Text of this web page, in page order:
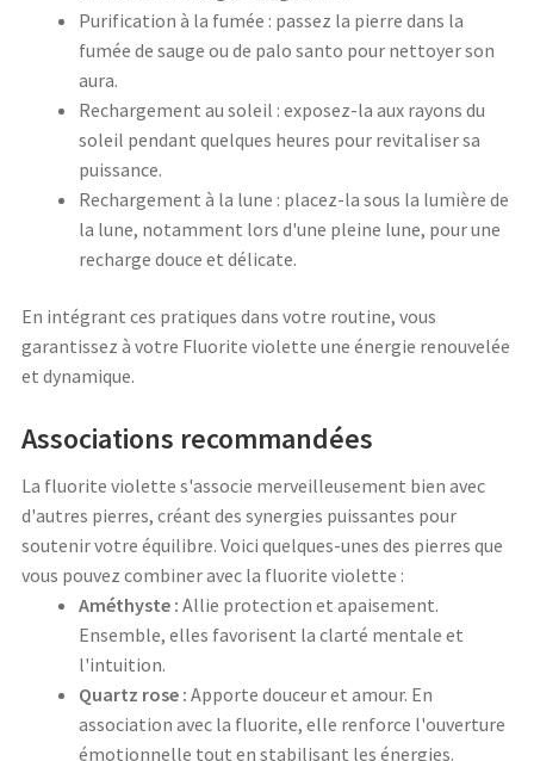
Purification à la fumée : passez la pierre dans la
fumée de sauge ou de palo santo pour nettoyer son
aura.
Rechargement au soleil : exposez-la aux rayons du
soleil pendant quelques heures pour revitaliser sa
puissance.
Rechargement à la lune : placez-la sous la lumière de
la lune, notamment lors d'une pleine lune, pour une
recharge douce et délicate.
En intégrant ces pratiques dans votre routine, vous
garantissez à votre Fluorite violette une énergie renouvelée
et dynamique.
Associations recommandées
La fluorite violette s'associe merveilleusement bien avec
d'autres pierres, créant des synergies puissantes pour
soutenir votre équilibre. Voici quelques-unes des pierres que
vous pouvez combiner avec la fluorite violette :
Améthyste : Allie protection et apaisement.
Ensemble, elles favorisent la clarté mentale et
l'intuition.
Quartz rose : Apporte douceur et amour. En
association avec la fluorite, elle renforce l'ouverture
émotionnelle tout en stabilisant les énergies.